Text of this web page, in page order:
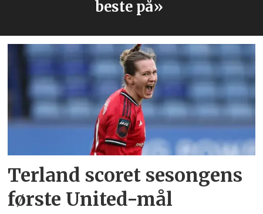
beste på»
Terland scoret sesongens
første United-mål